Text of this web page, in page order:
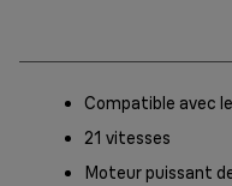
Compatible avec
21 vitesses
Moteur puissant